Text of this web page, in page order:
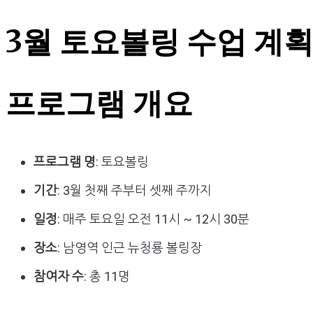
3월 토요볼링 수업 계
프로그램 개요
프로그램 명: 토요볼링
기간: 3월 첫째 주부터 셋째 주까지
일정: 매주 토요일 오전 11시 ~ 12시 30분
장소: 남영역 인근 뉴청룡 볼링장
참여자 수: 총 11명